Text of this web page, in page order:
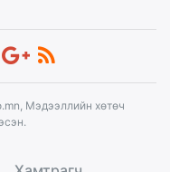
Мэдээллийн хөтөч